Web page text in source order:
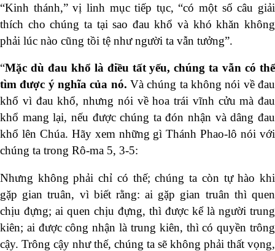
“Kinh thánh,” vị linh mục tiếp tục, “có một số câu giải
thích cho chúng ta tại sao đau khổ và khó khăn không
phải lúc nào cũng tồi tệ như người ta vẫn tưởng”.
“Mặc dù đau khổ là điều tất yếu, chúng ta vẫn có thể
tìm được ý nghĩa của nó. Và chúng ta không nói về đau
khổ vì đau khổ, nhưng nói về hoa trái vĩnh cửu mà đau
khổ mang lại, nếu được chúng ta đón nhận và dâng đau
khổ lên Chúa. Hãy xem những gì Thánh Phao-lô nói với
chúng ta trong Rô-ma 5, 3-5:
Nhưng không phải chỉ có thế; chúng ta còn tự hào khi
gặp gian truân, vì biết rằng: ai gặp gian truân thì quen
chịu đựng; ai quen chịu đựng, thì được kể là người trung
kiên; ai được công nhận là trung kiên, thì có quyền trông
cậy. Trông cậy như thế, chúng ta sẽ không phải thất vọng,